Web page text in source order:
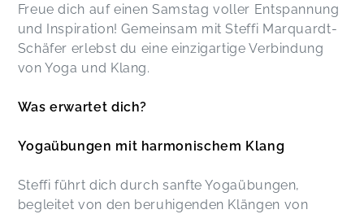
Cindy,Sep 29
Gabriele,Sep 29
Es war einfach fantastisch,jede Zeit wieder
Anke, May 12
Freue dich auf einen Samstag voller Entspannung
und Inspiration! Gemeinsam mit Steffi Marquardt-
Schäfer erlebst du eine einzigartige Verbindung
von Yoga und Klang.
Was erwartet dich?
Yogaübungen mit harmonischem Klang
Steffi führt dich durch sanfte Yogaübungen,
begleitet von den beruhigenden Klängen von